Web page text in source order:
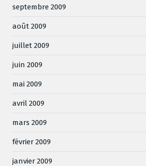
septembre 2009
août 2009
juillet 2009
juin 2009
mai 2009
avril 2009
mars 2009
février 2009
janvier 2009